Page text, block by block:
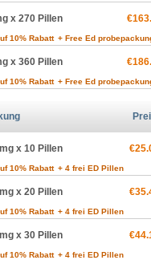
x 270 Pillen
10% Rabatt + Free Ed
x 360 Pillen
10% Rabatt + Free Ed
x 10 Pillen
10% Rabatt + 4 frei ED Pillen
x 20 Pillen
10% Rabatt + 4 frei ED Pillen
x 30 Pillen
10% Rabatt + 4 frei ED Pillen